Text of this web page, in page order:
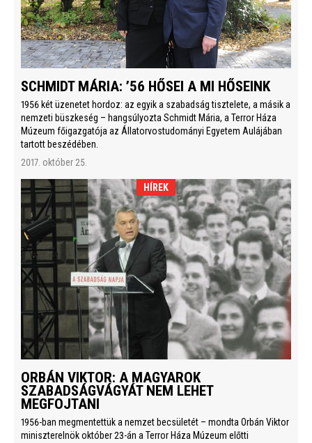
SCHMIDT MÁRIA: ’56 HŐSEI A MI HŐSEINK
1956 két üzenetet hordoz: az egyik a szabadság tisztelete, a másik a
nemzeti büszkeség – hangsúlyozta Schmidt Mária, a Terror Háza
Múzeum főigazgatója az Állatorvostudományi Egyetem Aulájában
tartott beszédében.
2017. október 25.
HÍREK
ORBÁN VIKTOR: A MAGYAROK
SZABADSÁGVÁGYÁT NEM LEHET
MEGFOJTANI
1956-ban megmentettük a nemzet becsületét – mondta Orbán Viktor
miniszterelnök október 23-án a Terror Háza Múzeum előtti